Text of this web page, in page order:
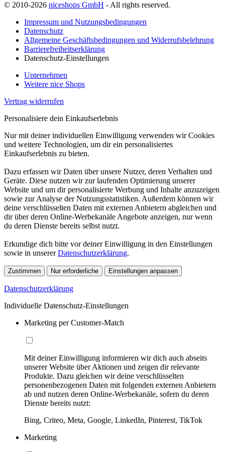
© 2010-2026 niceshops GmbH - All rights reserved.
Impressum und Nutzungsbedingungen
Datenschutz
Allgemeine Geschäftsbedingungen und Widerrufsbelehrung
Barrierefreiheitserklärung
Datenschutz-Einstellungen
Unternehmen
Weitere nice Shops
Vertrag widerrufen
Personalisiere dein Einkaufserlebnis
Nur mit deiner individuellen Einwilligung verwenden wir Cookies
und weitere Technologien, um dir ein personalisiertes
Einkaufserlebnis zu bieten.
Dazu erfassen wir Daten über unsere Nutzer, deren Verhalten und
Geräte. Diese nutzen wir zur laufenden Optimierung unserer
Website und um dir personalisierte Werbung und Inhalte anzuzeigen
sowie zur Analyse der Nutzungsstatistiken. Außerdem können wir
deine verschlüsselten Daten mit externen Anbietern abgleichen und
dir über deren Online-Werbekanäle Angebote anzeigen, nur wenn
du deren Dienste bereits selbst nutzt.
Erkundige dich bitte vor deiner Einwilligung in den Einstellungen
sowie in unsererDatenschutzerklärung.
Zustimmen Nur erforderliche Einstellungen anpassen
Datenschutzerklärung
Individuelle Datenschutz-Einstellungen
Marketing per Customer-Match
Mit deiner Einwilligung informieren wir dich auch abseits
unserer Website über Aktionen und zeigen dir relevante
Produkte. Dazu gleichen wir deine verschlüsselten
personenbezogenen Daten mit folgenden externen Anbietern
ab und nutzen deren Online-Werbekanäle, sofern du deren
Dienste bereits nutzt:
Bing, Criteo, Meta, Google, LinkedIn, Pinterest, TikTok
Marketing